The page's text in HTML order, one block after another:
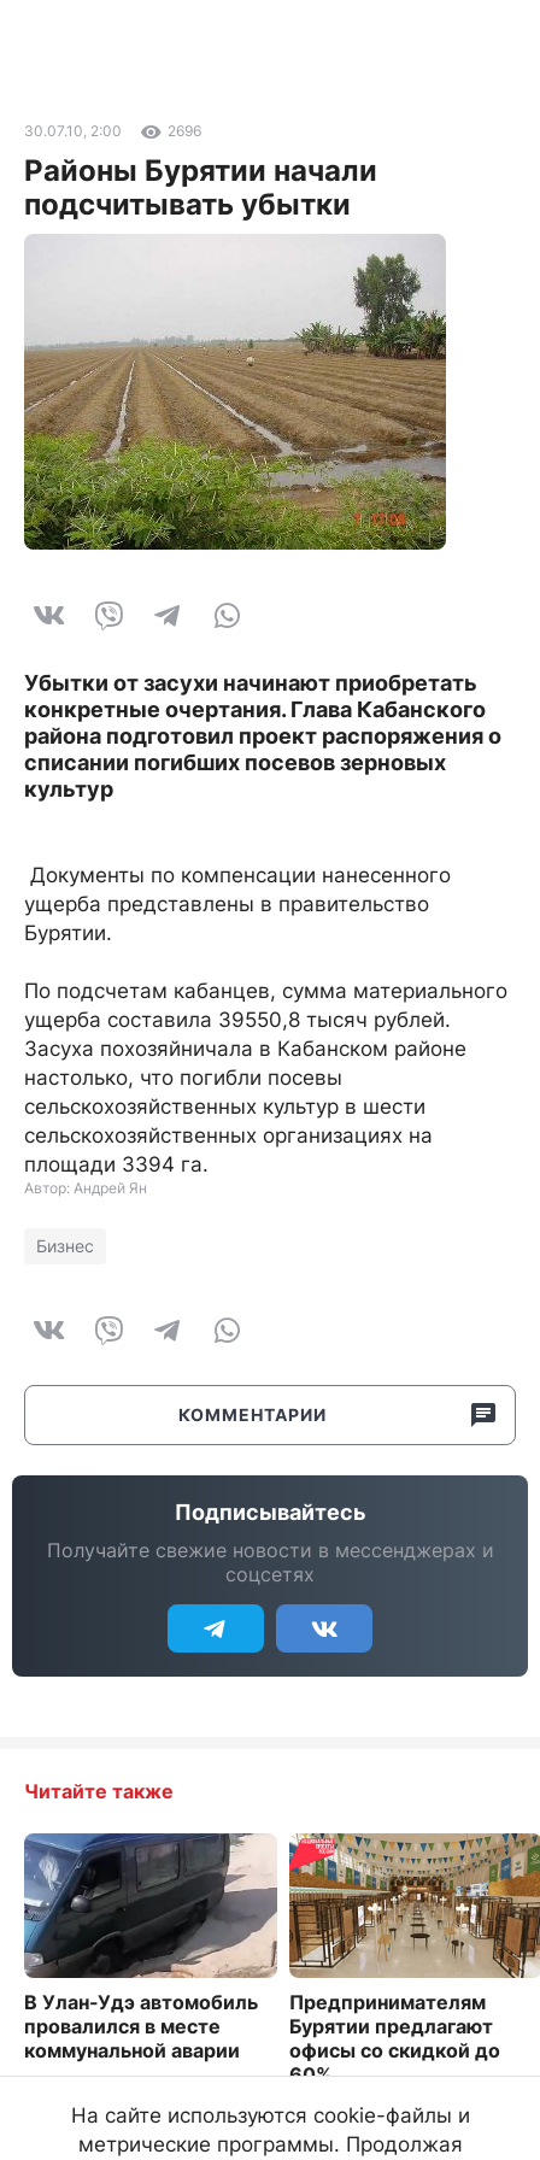
30.07.10, 2:00 2696
Районы Бурятии начали
подсчитывать убытки
Убытки от засухи начинают приобретать
конкретные очертания. Глава Кабанского
района подготовил проект распоряжения о
списании погибших посевов зерновых
культур
Документы по компенсации нанесенного
ущерба представлены в правительство
Бурятии.
По подсчетам кабанцев, сумма материального
ущерба составила 39550,8 тысяч рублей.
Засуха похозяйничала в Кабанском районе
настолько, что погибли посевы
сельскохозяйственных культур в шести
сельскохозяйственных организациях на
площади 3394 га.
Автор: Андрей Ян
Бизнес
КОММЕНТАРИИ
Подписывайтесь
Получайте свежие новости в мессенджерах и
соцсетях
Читайте также
В Улан-Удэ автомобиль
провалился в месте
коммунальной аварии
Предпринимателям
Бурятии предлагают
офисы со скидкой до
60%
1587
На сайте используются cookie-файлы и
метрические программы. Продолжая